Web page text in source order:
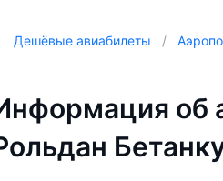
Дешёвые авиабилеты
об